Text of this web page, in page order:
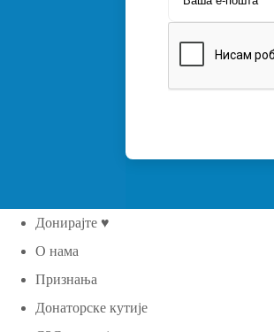
Донирајте ♥
О нама
Признања
Донаторске кутије